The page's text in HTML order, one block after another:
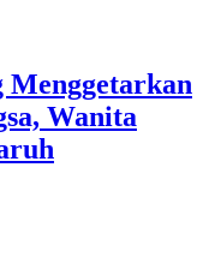
Menggetarkan
Wanita